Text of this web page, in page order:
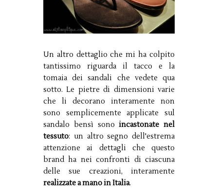
Un altro dettaglio che mi ha colpito
tantissimo riguarda il tacco e la
tomaia dei sandali che vedete qua
sotto. Le pietre di dimensioni varie
che li decorano interamente non
sono semplicemente applicate sul
sandalo bensì sono incastonate nel
tessuto: un altro segno dell'estrema
attenzione ai dettagli che questo
brand ha nei confronti di ciascuna
delle sue creazioni, interamente
realizzate a mano in Italia.